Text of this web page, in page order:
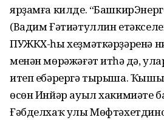
ярҙамға килде.
(Вадим Ғәтиәтуллин
ПУЖКХ-һы хеҙмәткәрҙәренә
менән мөрәжәғәт итһәң дә,
итеп ебәрергә тырыша.
өсөн Инйәр ауыл хакимиәте
Ғәбделхаҡ улы